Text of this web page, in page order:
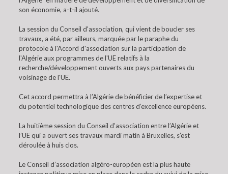
son économie, a-t-il ajouté.
La session du Conseil d'association, qui vient de boucler ses
travaux, a été, par ailleurs, marquée par le paraphe du
protocole à l'Accord d'association sur la participation de
l'Algérie aux programmes de l'UE relatifs à la
recherche/développement ouverts aux pays partenaires du
voisinage de l'UE.
Cet accord permettra à l’Algérie de bénéficier de l’expertise et
du potentiel technologique des centres d’excellence européens.
La huitième session du Conseil d’association entre l’Algérie et
l’UE qui a ouvert ses travaux mardi matin à Bruxelles, s’est
déroulée à huis clos.
Le Conseil d’association algéro-européen est la plus haute